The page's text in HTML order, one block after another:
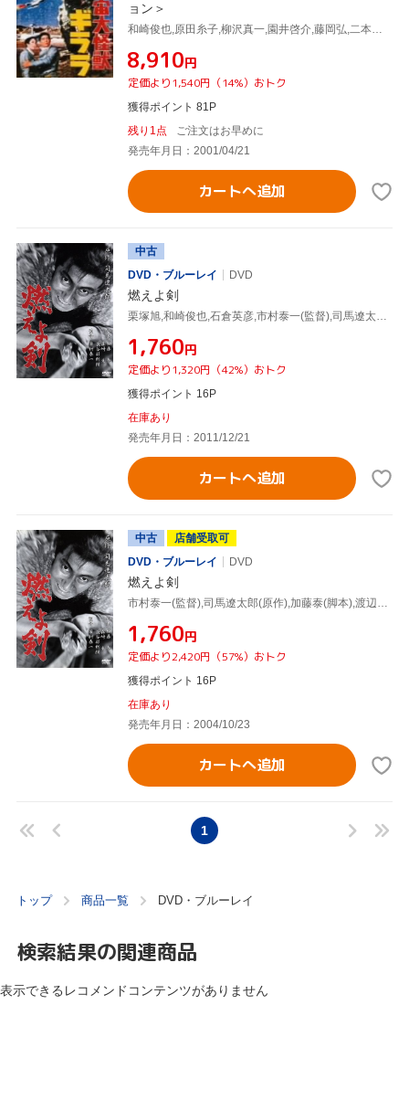
ョン＞
和崎俊也,原田糸子,柳沢真一,園井啓介,藤岡弘,二本松嘉瑞,元持栄美,いずみたく
¥8,910円
定価より1,540円（14%）おトク
獲得ポイント 81P
残り1点
ご注文はお早めに
発売年月日：2001/04/21
カートへ追加
中古
DVD・ブルーレイ
DVD
燃えよ剣
栗塚旭,和崎俊也,石倉英彦,市村泰一(監督),司馬遼太郎(原作),渡辺岳夫(音楽)
¥1,760円
定価より1,320円（42%）おトク
獲得ポイント 16P
在庫あり
発売年月日：2011/12/21
カートへ追加
中古
店舗受取可
DVD・ブルーレイ
DVD
燃えよ剣
市村泰一(監督),司馬遼太郎(原作),加藤泰(脚本),渡辺岳夫(音楽),栗塚旭(土方歳三),和崎俊也(近藤勇),石倉英彦(沖田総司),小林哲子(佐絵)
¥1,760円
定価より2,420円（57%）おトク
獲得ポイント 16P
在庫あり
発売年月日：2004/10/23
カートへ追加
1
トップ 商品一覧 DVD・ブルーレイ
検索結果の関連商品
表示できるレコメンドコンテンツがありません